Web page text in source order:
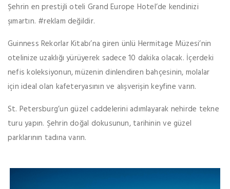
Şehrin en prestijli oteli Grand Europe Hotel’de kendinizi
şımartın. #reklam değildir.
Guinness Rekorlar Kitabı’na giren ünlü Hermitage Müzesi’nin
otelinize uzaklığı yürüyerek sadece 10 dakika olacak. İçerdeki
nefis koleksiyonun, müzenin dinlendiren bahçesinin, molalar
için ideal olan kafeteryasının ve alışverişin keyfine varın.
St. Petersburg’un güzel caddelerini adımlayarak nehirde tekne
turu yapın. Şehrin doğal dokusunun, tarihinin ve güzel
parklarının tadına varın.